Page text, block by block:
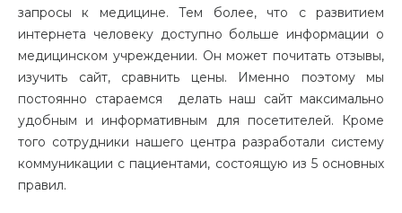
запросы к медицине. Тем более, что с развитием
интернета человеку доступно больше информации о
медицинском учреждении. Он может почитать отзывы,
изучить сайт, сравнить цены. Именно поэтому мы
постоянно стараемся делать наш сайт максимально
удобным и информативным для посетителей. Кроме
того сотрудники нашего центра разработали систему
коммуникации с пациентами, состоящую из 5 основных
правил.